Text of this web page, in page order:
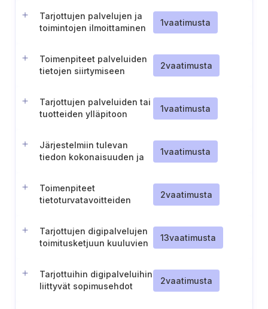
Tarjottujen palvelujen ja
toimintojen ilmoittaminen
1vaatimusta
Toimenpiteet palveluiden
tietojen siirtymiseen
2vaatimusta
Tarjottujen palveluiden tai
tuotteiden ylläpitoon
1vaatimusta
Järjestelmiin tulevan
tiedon kokonaisuuden ja
1vaatimusta
Toimenpiteet
tietoturvatavoitteiden
2vaatimusta
Tarjottujen digipalvelujen
toimitusketjuun kuuluvien
13vaatimusta
Tarjottuihin digipalveluihin
liittyvät sopimusehdot
2vaatimusta